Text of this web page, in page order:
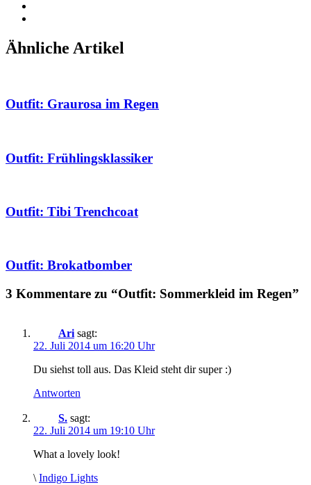
Ähnliche Artikel
Outfit: Graurosa im Regen
Outfit: Frühlingsklassiker
Outfit: Tibi Trenchcoat
Outfit: Brokatbomber
3 Kommentare zu “Outfit: Sommerkleid im Regen”
Ari sagt:
22. Juli 2014 um 16:20 Uhr
Du siehst toll aus. Das Kleid steht dir super :)
Antworten
S. sagt:
22. Juli 2014 um 19:10 Uhr
What a lovely look!
\ Indigo Lights